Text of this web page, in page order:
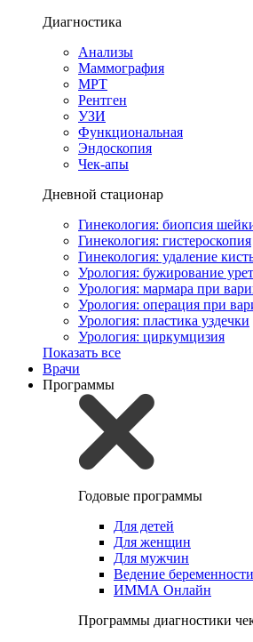
Диагностика
Анализы
Маммография
МРТ
Рентген
УЗИ
Функциональная
Эндоскопия
Чек-апы
Дневной стационар
Гинекология: биопсия
Гинекология: гистероскопия
Гинекология: удаление
Урология: бужирование
Урология: мармара при
Урология: операция при
Урология: пластика уздечки
Урология: циркумцизия
Показать все
Врачи
Программы
Годовые программы
Для детей
Для женщин
Для мужчин
Ведение беременности
ИММА Онлайн
Программы диагностики